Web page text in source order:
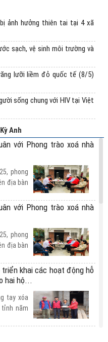
ảnh hưởng thiên tai tại 4 xã
sạch, vệ sinh môi trường và
lưỡi liềm đỏ quốc tế (8/5)
sống chung với HIV tại Việt
Anh
với Phong trào xoá nhà
phong
địa bàn
với Phong trào xoá nhà
phong
địa bàn
khai các hoạt động hỗ
hai hộ...
tay xóa
năm